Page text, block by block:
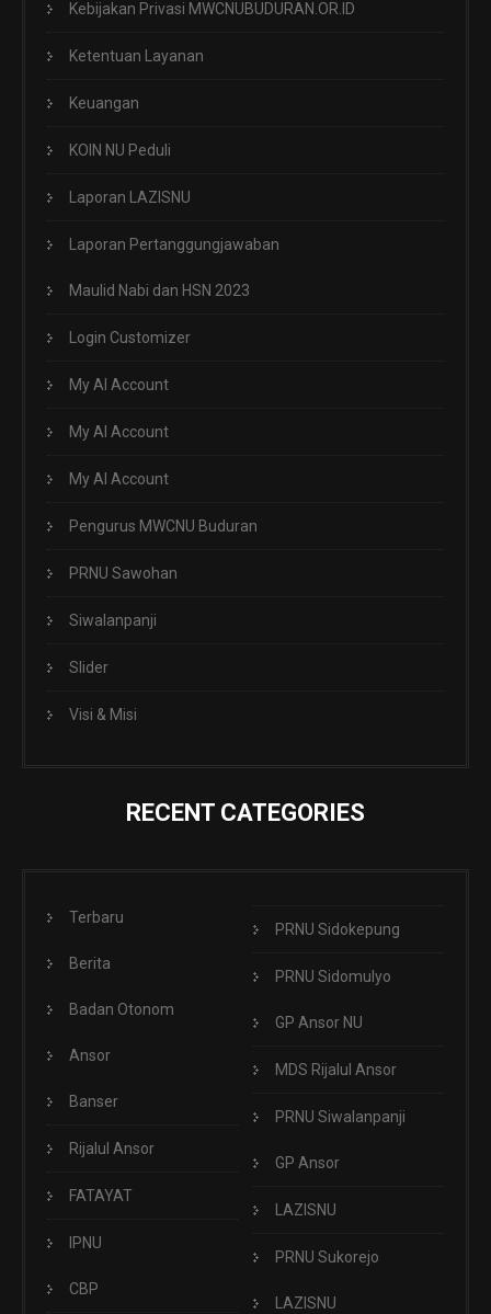
Kebijakan Privasi MWCNUBUDURAN.OR.ID
Ketentuan Layanan
Keuangan
KOIN NU Peduli
Laporan LAZISNU
Laporan Pertanggungjawaban
Maulid Nabi dan HSN 2023
Login Customizer
My AI Account
My AI Account
My AI Account
Pengurus MWCNU Buduran
PRNU Sawohan
Siwalanpanji
Slider
Visi & Misi
RECENT CATEGORIES
Terbaru
Berita
Badan Otonom
Ansor
Banser
Rijalul Ansor
FATAYAT
IPNU
CBP
PRNU Sidokepung
PRNU Sidomulyo
GP Ansor NU
MDS Rijalul Ansor
PRNU Siwalanpanji
GP Ansor
LAZISNU
PRNU Sukorejo
LAZISNU